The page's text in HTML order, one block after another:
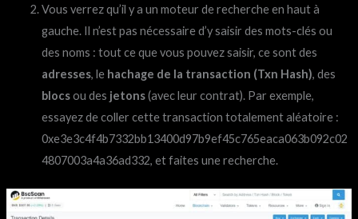
Vous verrez qu’il y a un moteur de recherche en haut à
gauche. Il n’est pas nécessaire d’y saisir des mots-clés ou
des noms : tout ce que vous pouvez saisir, ce sont des
adresses, le hachage de la transaction (Txn Hash), des
blocsou des jetons(avec leur contrat). Par exemple,
essayez de coller cette transaction totalement aléatoire :
0xe3e3c4f4b7332bb13400d97b9ef45c765eaca063b092c02
4807003a4a36ad332, et faites une recherche.